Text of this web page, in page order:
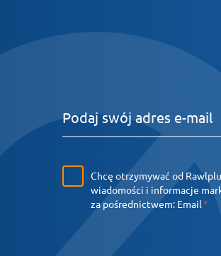
Chcę otrzymywać od
wiadomości i informacje
za pośrednictwem: Email